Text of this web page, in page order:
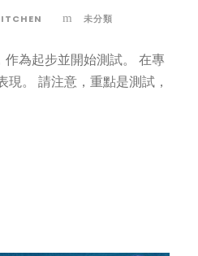
未分類
為起步並開始測試。 在專
。 請注意，重點是測試，